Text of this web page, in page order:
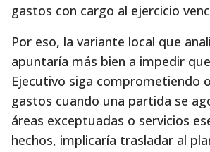
gastos con cargo al ejercicio
Por eso, la variante local que
apuntaría más bien a impedir
Ejecutivo siga comprometiendo
gastos cuando una partida se
áreas exceptuadas o servicios
hechos, implicaría trasladar al